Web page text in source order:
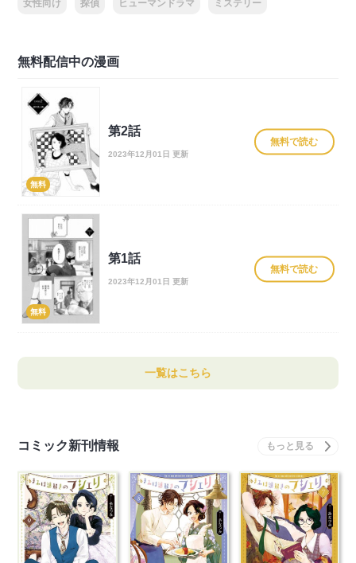
女性向け 探偵 ヒューマンドラマ ミステリー
無料配信中の漫画
無料
第2話
2023年12月01日 更新
無料で読む
無料
第1話
2023年12月01日 更新
無料で読む
一覧はこちら
コミック新刊情報
きみは謎解きのマシェ
リ 9 完
本を買う
きみは謎解きのマシェ
リ 8
本を買う
きみは謎解きのマシェ
リ 7
本を買う